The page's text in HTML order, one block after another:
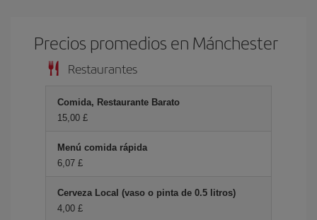
Precios promedios en Mánchester
Restaurantes
Comida, Restaurante Barato
15,00 £
Menú comida rápida
6,07 £
Cerveza Local (vaso o pinta de 0.5 litros)
4,00 £